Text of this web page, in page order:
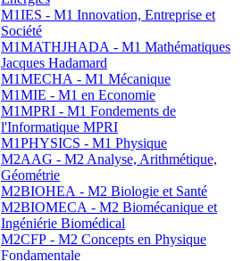
M1IES - M1 Innovation, Entreprise et
Société
M1MATHJHADA - M1 Mathématiques
Jacques Hadamard
M1MECHA - M1 Mécanique
M1MIE - M1 en Economie
M1MPRI - M1 Fondements de
l'Informatique MPRI
M1PHYSICS - M1 Physique
M2AAG - M2 Analyse, Arithmétique,
Géométrie
M2BIOHEA - M2 Biologie et Santé
M2BIOMECA - M2 Biomécanique et
Ingéniérie Biomédical
M2CFP - M2 Concepts en Physique
Fondamentale